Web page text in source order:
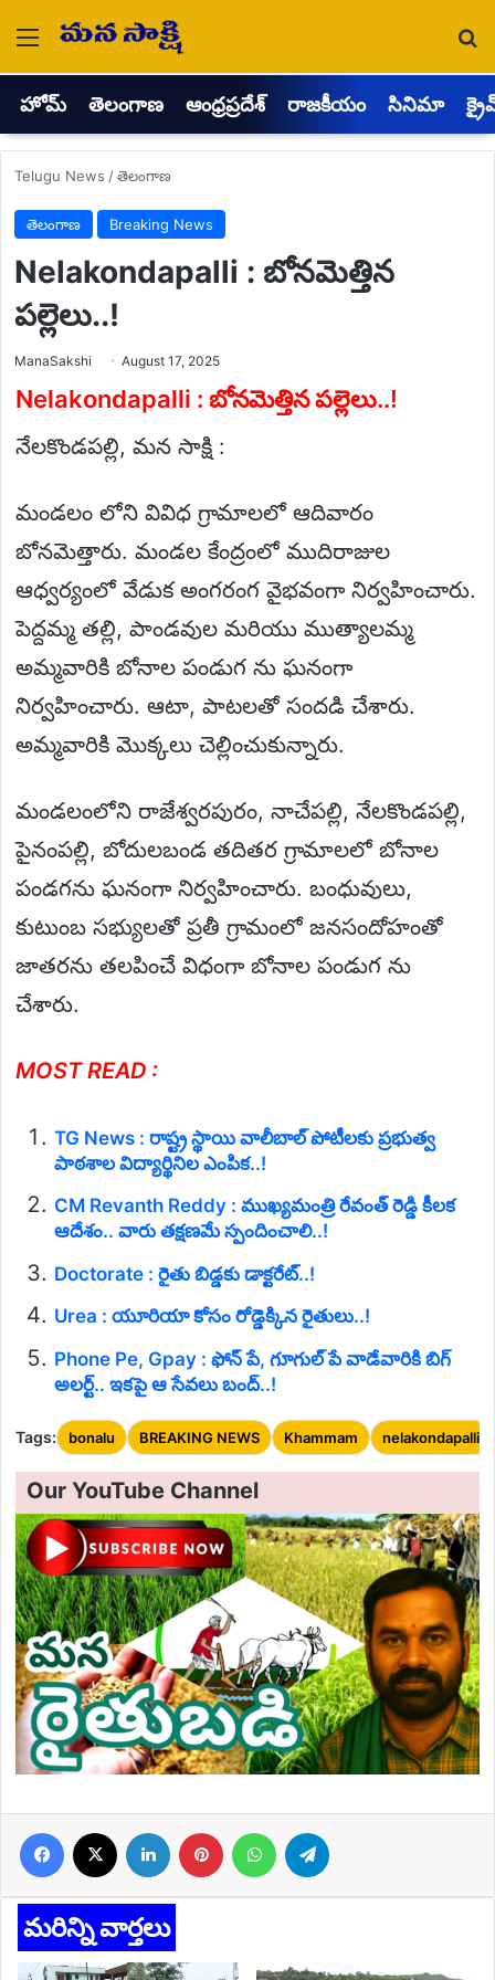
Menu
హోమ్ తెలంగాణ ఆంధ్రప్రదేశ్ రాజకీయం సినిమా
Telugu News /తెలంగాణ
తెలంగాణ Breaking News
Nelakondapalli : బోనమెత్తిన
పల్లెలు..!
ManaSakshi Send
email
August 17, 2025
Nelakondapalli : బోనమెత్తిన పల్లెలు..!
నేలకొండపల్లి, మన సాక్షి :
మండలం లోని వివిధ గ్రామాలలో ఆదివారం
బోనమెత్తారు. మండల కేంద్రంలో ముదిరాజుల
ఆధ్వర్యంలో వేడుక అంగరంగ వైభవంగా నిర్వహించారు.
పెద్దమ్మ తల్లి, పాండవుల మరియు ముత్యాలమ్మ
అమ్మవారికి బోనాల పండుగ ను ఘనంగా
నిర్వహించారు. ఆటా, పాటలతో సందడి చేశారు.
అమ్మవారికి మొక్కలు చెల్లించుకున్నారు.
మండలంలోని రాజేశ్వరపురం, నాచేపల్లి, నేలకొండపల్లి,
పైనంపల్లి, బోదులబండ తదితర గ్రామాలలో బోనాల
పండగను ఘనంగా నిర్వహించారు. బంధువులు,
కుటుంబ సభ్యులతో ప్రతీ గ్రామంలో జనసందోహంతో
జాతరను తలపించే విధంగా బోనాల పండుగ ను
చేశారు.
MOST READ :
TG News : రాష్ట్ర స్థాయి వాలీబాల్ పోటీలకు ప్రభుత్వ
పాఠశాల విద్యార్థినిల ఎంపిక..!
CM Revanth Reddy : ముఖ్యమంత్రి రేవంత్ రెడ్డి కీలక
ఆదేశం.. వారు తక్షణమే స్పందించాలి..!
Doctorate : రైతు బిడ్డకు డాక్టరేట్..!
Urea : యూరియా కోసం రోడ్డెక్కిన రైతులు..!
Phone Pe, Gpay : ఫోన్ పే, గూగుల్ పే వాడేవారికి బిగ్
అలర్ట్.. ఇకపై ఆ సేవలు బంద్..!
Tags: bonalu BREAKING NEWS Khammam nelakondapalli
Our YouTube Channel
Facebook LinkedIn Pinterest WhatsApp
మరిన్ని వార్తలు